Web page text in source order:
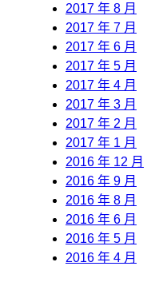
2017 年 8 月
2017 年 7 月
2017 年 6 月
2017 年 5 月
2017 年 4 月
2017 年 3 月
2017 年 2 月
2017 年 1 月
2016 年 12 月
2016 年 9 月
2016 年 8 月
2016 年 6 月
2016 年 5 月
2016 年 4 月